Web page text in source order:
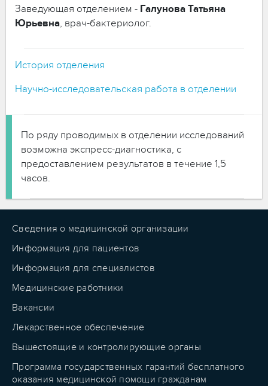
Заведующая отделением - Галунова Татьяна
Юрьевна, врач-бактериолог.
История отделения
Научно-исследовательская работа в отделении
По ряду проводимых в отделении исследований
возможна экспресс-диагностика, с
предоставлением результатов в течение 1,5
часов.
Сведения о медицинской организации
Информация для пациентов
Информация для специалистов
Медицинские работники
Вакансии
Лекарственное обеспечение
Вышестоящие и контролирующие органы
Программа государственных гарантий бесплатного
оказания медицинской помощи гражданам